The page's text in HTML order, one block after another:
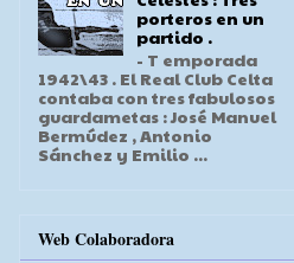
porteros en un
partido .
- T emporada
1942\43 . El Real Club Celta
contaba con tres fabulosos
guardametas : José Manuel
Bermúdez , Antonio
Sánchez y Emilio ...
Web Colaboradora